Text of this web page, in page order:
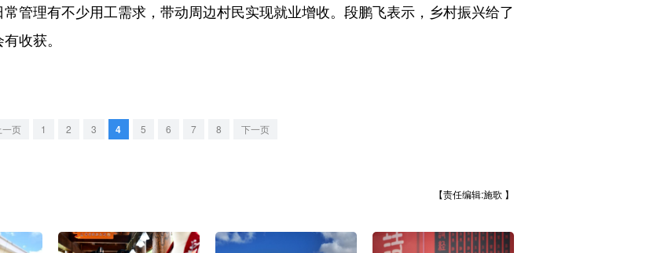
理有不少用工需求，带动周边村民实现就业增收。段鹏飞表示，乡村振兴给了
收获。
一页 1 2 3 4 5 6 7 8 下一页
【责任编辑:施歌 】